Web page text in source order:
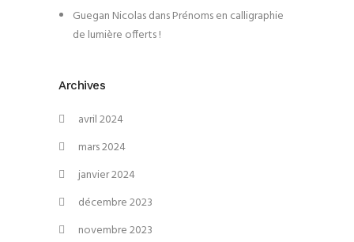
Guegan NicolasdansPrénoms en calligraphie
de lumière offerts !
Archives
avril 2024
mars 2024
janvier 2024
décembre 2023
novembre 2023